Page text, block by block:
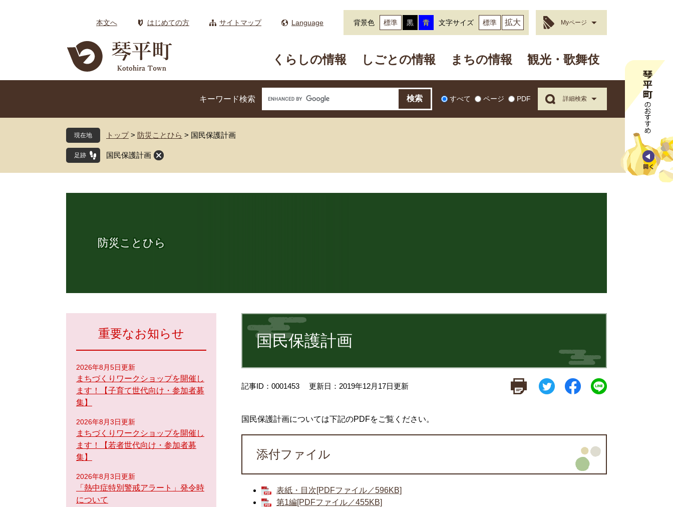
本文へ はじめての方 サイトマップ Language 背景色 標準 黒 青 文字サイズ 標準 拡大 Myページ
くらしの情報 しごとの情報 まちの情報 観光・歌舞伎
キーワード検索 すべて ページ PDF 詳細検索
現在地 トップ > 防災ことひら > 国民保護計画
国民保護計画
防災ことひら
文
国民保護計画
記事ID：0001453 更新日：2019年12月17日更新
国民保護計画については下記のPDFをご覧ください。
添付ファイル
表紙・目次[PDFファイル／596KB]
第1編[PDFファイル／455KB]
重要なお知らせ
2026年8月5日更新
まちづくりワークショップを開催し
ます！【子育て世代向け・参加者募
集】
2026年8月3日更新
まちづくりワークショップを開催し
ます！【若者世代向け・参加者募
集】
2026年8月3日更新
「熱中症特別警戒アラート」発令時
について